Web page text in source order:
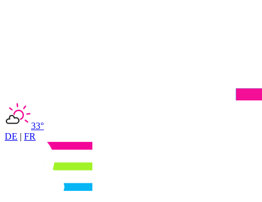
33°
DE | FR